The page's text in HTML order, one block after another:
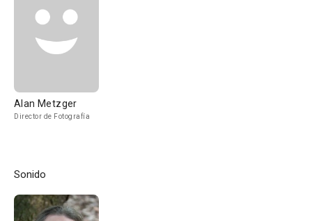
Alan Metzger
Director de Fotografía
Sonido